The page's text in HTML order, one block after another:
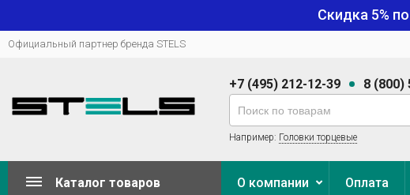
Скидка 5%
Официальный партнер бренда STELS
+7 (495) 212-12-39 8 (800)
Например: Головки торцевые
Каталог товаров О компании Оплата